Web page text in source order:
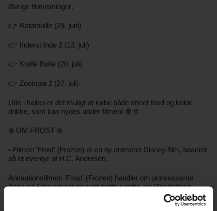
Øvrige filmvisninger:
👉 Ratatouille (29. juni)
👉 Inderst Inde 2 (13. juli)
👉 Krølle Bølle (20. juli)
👉 Zootopia 2 (27. juli)
Ude i hallen er det muligt at købe både street food og kolde
drikke, som kan nydes under filmen! 🍿🥤
❄️ OM FROST ❄️
• Filmen 'Frost' (Frozen) er en ny animeret Disney-film, baseret
på et eventyr af H.C. Andersen.
Animationsfilmen 'Frost' (Frozen) handler om prinsesserne
Anna og Elsa vokser op som tætte søstre, og lillesøsteren
Anna elsker, når Elsa bruger sine magiske kræfter til at skabe